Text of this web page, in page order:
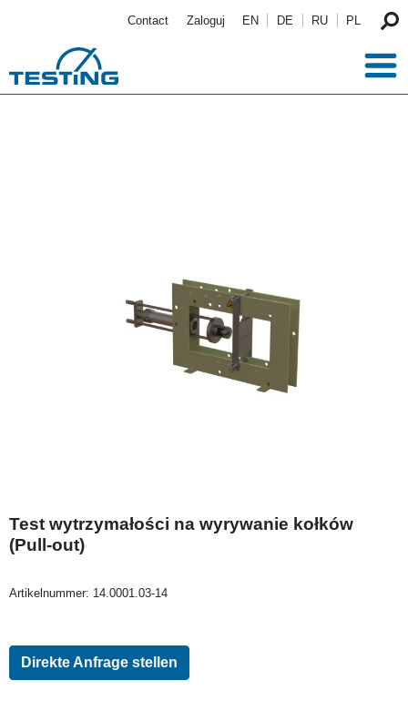
Contact Zaloguj EN DE RU PL
Test wytrzymałości na wyrywanie kołków
(Pull-out)
Artikelnummer: 14.0001.03-14
Direkte Anfrage stellen